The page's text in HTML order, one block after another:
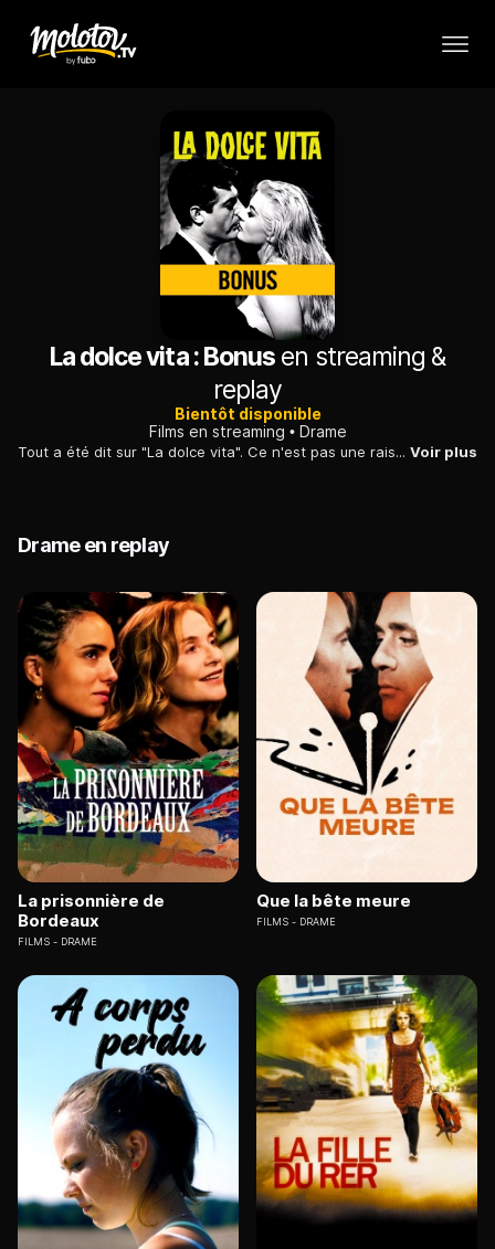
La dolce vita : Bonus en streaming &
replay
Bientôt disponible
Films en streaming
Drame
Tout a été dit sur "La dolce vita". Ce n'est pas une raison de ne pas y revenir. Dans ce bonus, un sacré paquet d'anecdotes. Voir plus
Drame en replay
La prisonnière de
Bordeaux
FILMS DRAME
Que la bête meure
FILMS DRAME